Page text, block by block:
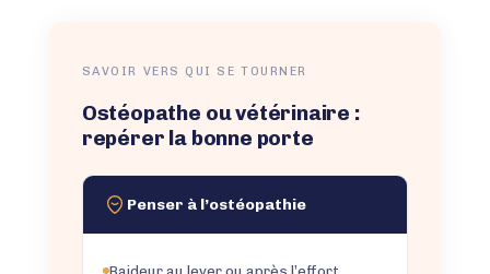
SAVOIR VERS QUI SE TOURNER
Ostéopathe ou vétérinaire :
repérer la bonne porte
Penser à l’ostéopathie